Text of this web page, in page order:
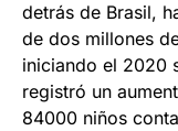
detrás de Brasil,
de dos millones
iniciando el 2020
registró un
84000 niños